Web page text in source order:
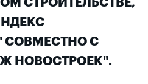
СТРОИТЕЛЬСТВЕ,
С
НОВОСТРОЕК".